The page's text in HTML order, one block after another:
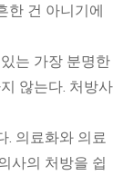
한 건 아니기에
는 가장 분명한
않는다. 처방사
. 의료화와 의료
사의 처방을 쉽